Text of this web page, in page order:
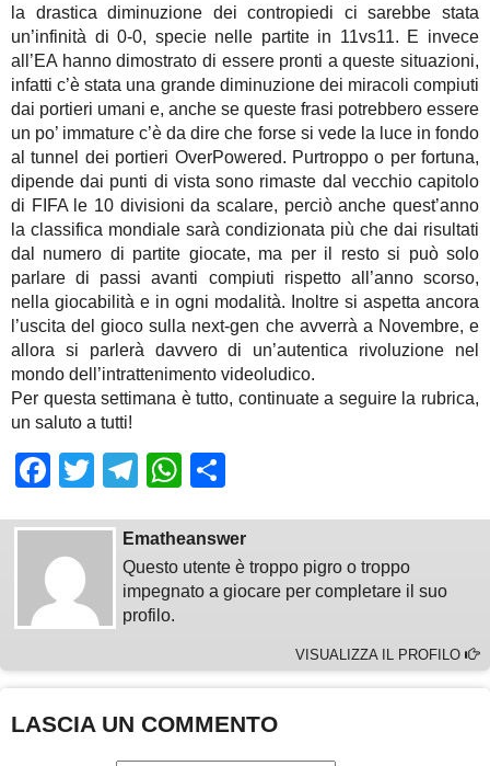
la drastica diminuzione dei contropiedi ci sarebbe stata
un’infinità di 0-0, specie nelle partite in 11vs11. E invece
all’EA hanno dimostrato di essere pronti a queste situazioni,
infatti c’è stata una grande diminuzione dei miracoli compiuti
dai portieri umani e, anche se queste frasi potrebbero essere
un po’ immature c’è da dire che forse si vede la luce in fondo
al tunnel dei portieri OverPowered. Purtroppo o per fortuna,
dipende dai punti di vista sono rimaste dal vecchio capitolo
di FIFA le 10 divisioni da scalare, perciò anche quest’anno
la classifica mondiale sarà condizionata più che dai risultati
dal numero di partite giocate, ma per il resto si può solo
parlare di passi avanti compiuti rispetto all’anno scorso,
nella giocabilità e in ogni modalità. Inoltre si aspetta ancora
l’uscita del gioco sulla next-gen che avverrà a Novembre, e
allora si parlerà davvero di un’autentica rivoluzione nel
mondo dell’intrattenimento videoludico.
Per questa settimana è tutto, continuate a seguire la rubrica,
un saluto a tutti!
Facebook
TwitterTelegram
WhatsApp
Ematheanswer
Questo utente è troppo pigro o troppo
impegnato a giocare per completare il suo
profilo.
VISUALIZZA IL PROFILO
LASCIA UN COMMENTO